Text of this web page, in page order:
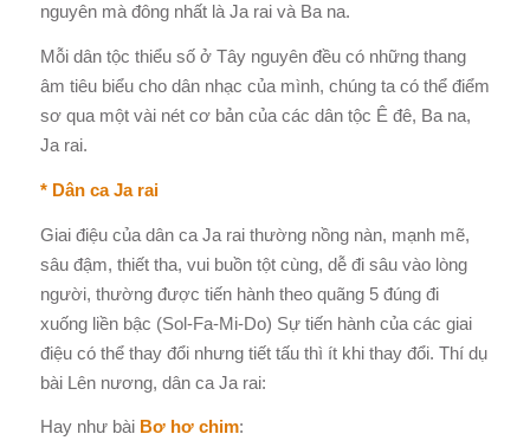
nguyên mà đông nhất là Ja rai và Ba na.
Mỗi dân tộc thiểu số ở Tây nguyên đều có những thang
âm tiêu biểu cho dân nhạc của mình, chúng ta có thể điểm
sơ qua một vài nét cơ bản của các dân tộc Ê đê, Ba na,
Ja rai.
* Dân ca Ja rai
Giai điệu của dân ca Ja rai thường nồng nàn, mạnh mẽ,
sâu đậm, thiết tha, vui buồn tột cùng, dễ đi sâu vào lòng
người, thường được tiến hành theo quãng 5 đúng đi
xuống liền bậc (Sol-Fa-Mi-Do) Sự tiến hành của các giai
điệu có thể thay đổi nhưng tiết tấu thì ít khi thay đổi. Thí dụ
bài Lên nương, dân ca Ja rai:
Hay như bài Bơ hơ chim: